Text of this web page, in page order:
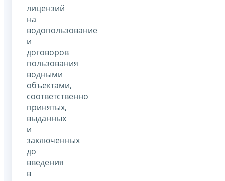
лицензий
на
водопользование
и
договоров
пользования
водными
объектами,
соответственно
принятых,
выданных
и
заключенных
до
введения
в